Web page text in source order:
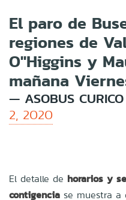
El paro de
regiones de
O"Higgins y
mañana
— ASOBUS
2, 2020
El detalle de horarios y
contigencia se muestra a